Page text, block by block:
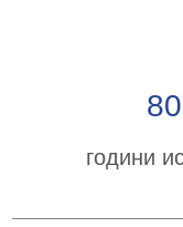
80
години